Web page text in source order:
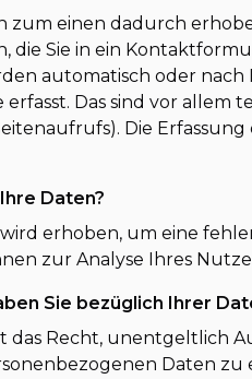
einen dadurch
die Sie in ein
automatisch oder
erfasst. Das sind vor allem
Die
Daten?
erhoben, um eine
zur Analyse Ihres
Sie bezüglich Ihrer
das Recht, unentgeltlich
Daten zu